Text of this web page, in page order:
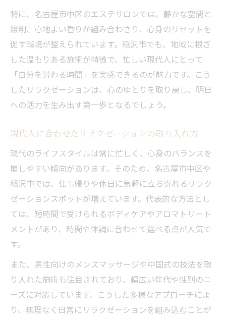
リラクゼーションを通じて感じる地域の温
伝統行事とリラクゼーションの意外な共通
点
現代ケアに活きるリラクゼーションの知恵
リラクゼーション探しのヒントを紹介
リラクゼーションを選ぶ際のポイント解説
リラクゼーション体験前に知っておきたい
こと
自分に合ったリラクゼーションの選び方
稲沢 マッサージ 中国との違いもチェック
地域に根ざした癒やしの魅力再発見
リラクゼーションを通じて地元の魅力に触
の効果
伝統行事とリラクゼーションの良い関係
リラクゼーションで人と地域をつなぐ役割
特に、名古屋市中区のエステサロンでは、静かな空間と
照明、心地よい香りが組み合わさり、心身のリセットを
促す環境が整えられています。稲沢市でも、地域に根ざ
した温もりある施術が特徴で、忙しい現代人にとって
「自分を労わる時間」を実感できるのが魅力です。こう
したリラクゼーションは、心のゆとりを取り戻し、明日
への活力を生み出す第一歩となるでしょう。
現代人に合わせたリラクゼーションの取り入れ方
現代のライフスタイルは常に忙しく、心身のバランスを
崩しやすい傾向があります。そのため、名古屋市中区や
稲沢市では、仕事帰りや休日に気軽に立ち寄れるリラク
ゼーションスポットが増えています。代表的な方法とし
ては、短時間で受けられるボディケアやアロマトリート
メントがあり、時間や体調に合わせて選べる点が人気で
す。
また、男性向けのメンズマッサージや中国式の技法を取
り入れた施術も注目されており、幅広い年代や性別のニ
ーズに対応しています。こうした多様なアプローチによ
り、無理なく日常にリラクゼーションを組み込むことが